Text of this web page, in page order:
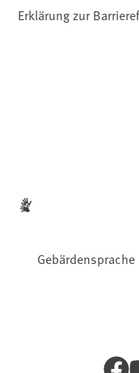
Erklärung zur
Gebärdensprache